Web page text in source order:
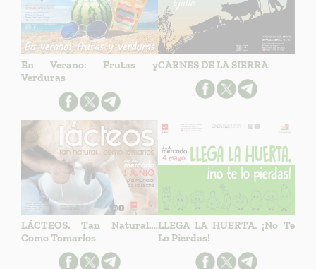
En Verano: Frutas y
Verduras
CARNES DE LA SIERRA
LÁCTEOS. Tan Natural…,
Como Tomarlos
LLEGA LA HUERTA. ¡No Te
Lo Pierdas!